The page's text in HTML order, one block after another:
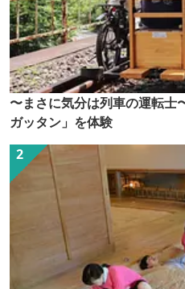
〜まさに気分は列車の運転士
ガッタン」を体験